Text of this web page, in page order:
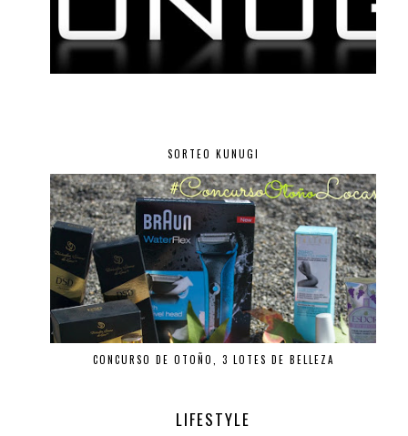
SORTEO KUNUGI
CONCURSO DE OTOÑO, 3 LOTES DE BELLEZA
LIFESTYLE